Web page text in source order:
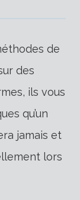
de
des
ils vous
qu’un
jamais et
lors